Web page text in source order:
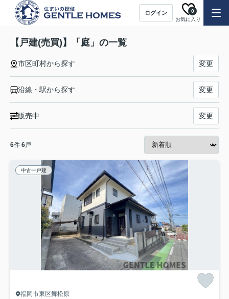
ログイン
お気に入り
0
【戸建(売買)】「庭」の一覧
市区町村から探す 変更
沿線・駅から探す 変更
販売中 変更
6件 6戸
中古一戸建
福岡市東区舞松原